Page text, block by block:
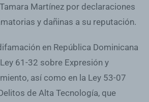
Martínez por declaraciones
y dañinas a su reputación.
en República Dominicana
61-32 sobre Expresión y
así como en la Ley 53-07
de Alta Tecnología, que